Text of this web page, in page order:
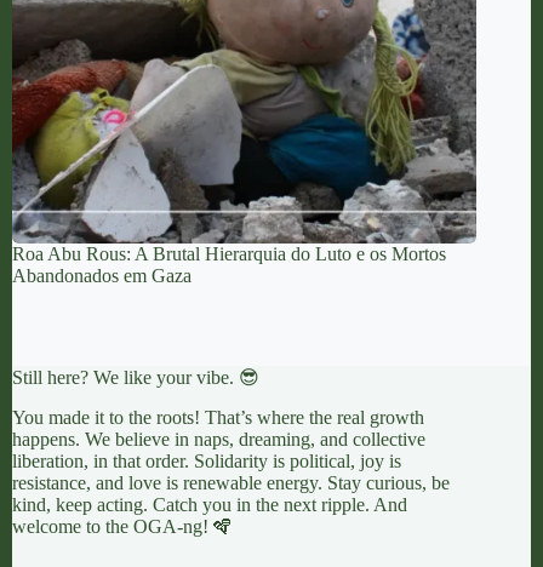
Roa Abu Rous: A Brutal Hierarquia do Luto e os Mortos
Abandonados em Gaza
Still here? We like your vibe. 😎
You made it to the roots! That’s where the real growth
happens. We believe in naps, dreaming, and collective
liberation, in that order. Solidarity is political, joy is
resistance, and love is renewable energy. Stay curious, be
kind, keep acting. Catch you in the next ripple. And
welcome to the OGA-ng! 🪇